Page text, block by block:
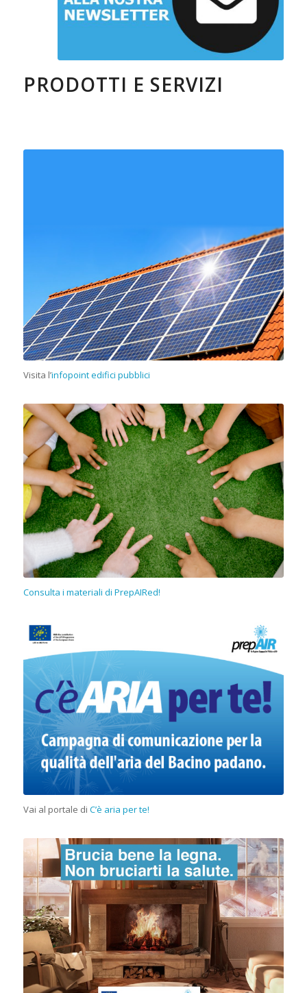
PRODOTTI E SERVIZI
Visita l’infopoint edifici pubblici
Consulta i materiali di PrepAIRed!
Vai al portale di C’è aria per te!